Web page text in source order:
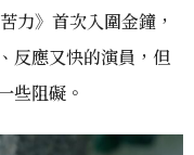
力》首次入圍金鐘，
反應又快的演員，但
些阻礙。